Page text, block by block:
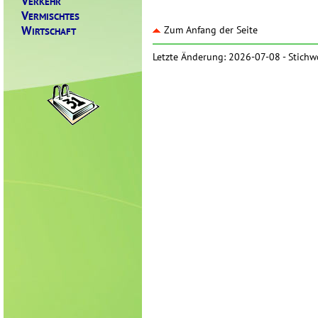
VERMISCHTES
WIRTSCHAFT Zum Anfang der Seite
Letzte Änderung: 2026-07-08 -